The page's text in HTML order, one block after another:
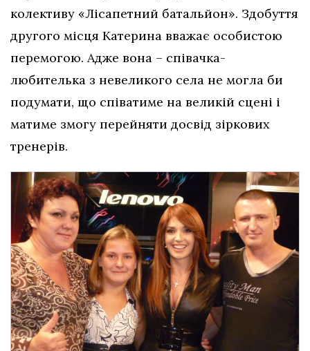
колективу «Лісапетний батальйон». Здобуття
другого місця Катерина вважає особистою
перемогою. Адже вона – співачка-
любителька з невеликого села не могла би
подумати, що співатиме на великій сцені і
матиме змогу перейняти досвід зіркових
тренерів.